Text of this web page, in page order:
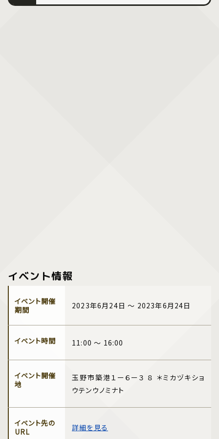
イベント情報
イベント開催
期間
2023年6月24日 ～ 2023年6月24日
イベント時間 11:00 ～ 16:00
イベント開催
地
玉野市築港１ー６ー３ ８ ＊ミカヅキショ
ウテンウノミナト
イベント先の
URL
詳細を見る